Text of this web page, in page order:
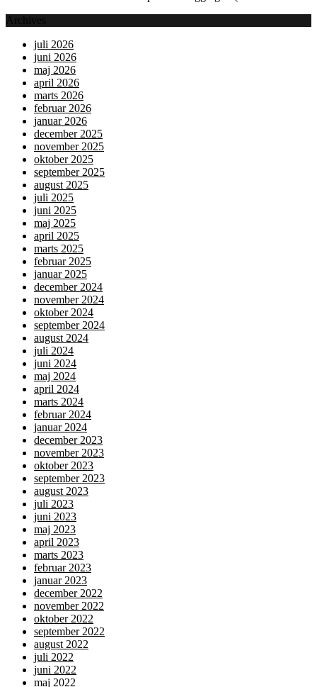
Archives
juli 2026
juni 2026
maj 2026
april 2026
marts 2026
februar 2026
januar 2026
december 2025
november 2025
oktober 2025
september 2025
august 2025
juli 2025
juni 2025
maj 2025
april 2025
marts 2025
februar 2025
januar 2025
december 2024
november 2024
oktober 2024
september 2024
august 2024
juli 2024
juni 2024
maj 2024
april 2024
marts 2024
februar 2024
januar 2024
december 2023
november 2023
oktober 2023
september 2023
august 2023
juli 2023
juni 2023
maj 2023
april 2023
marts 2023
februar 2023
januar 2023
december 2022
november 2022
oktober 2022
september 2022
august 2022
juli 2022
juni 2022
maj 2022